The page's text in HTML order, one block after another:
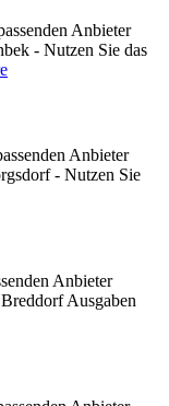
Anbieter
- Nutzen Sie das
Anbieter
- Nutzen Sie
Anbieter
Ausgaben